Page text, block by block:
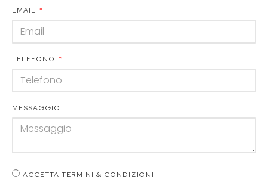
EMAIL
TELEFONO
MESSAGGIO
ACCETTA TERMINI & CONDIZIONI